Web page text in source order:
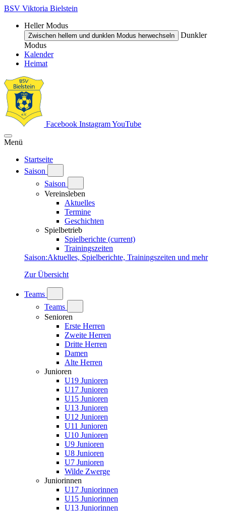
BSV Viktoria Bielstein
Heller Modus
Zwischen hellem und dunklen Modus herwechseln
Dunkler
Modus
Kalender
Heimat
Facebook InstagramYouTube
Menü
Startseite
Saison
Saison
Vereinsleben
Aktuelles
Termine
Geschichten
Spielbetrieb
Spielberichte (current)
Trainingszeiten
Saison:Aktuelles, Spielberichte, Trainingszeiten und mehr
Zur Übersicht
Teams
Teams
Senioren
Erste Herren
Zweite Herren
Dritte Herren
Damen
Alte Herren
Junioren
U19 Junioren
U17 Junioren
U15 Junioren
U13 Junioren
U12 Junioren
U11 Junioren
U10 Junioren
U9 Junioren
U8 Junioren
U7 Junioren
Wilde Zwerge
Juniorinnen
U17 Juniorinnen
U15 Juniorinnen
U13 Juniorinnen